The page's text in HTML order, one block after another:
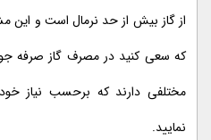
از گاز بیش از حد نرمال است و این
که سعی کنید در مصرف گاز صرفه
مختلفی دارند که برحسب نیاز
نمایید.